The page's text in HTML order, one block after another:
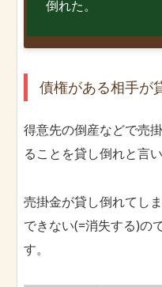
倒れた。
債権がある相手が
得意先の倒産などで売
ることを貸し倒れと言い
売掛金が貸し倒れてし
できない(=消失する)ので
す。